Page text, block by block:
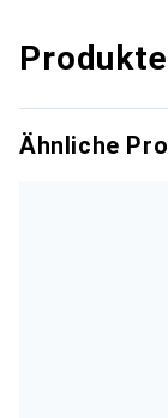
Ähnliche